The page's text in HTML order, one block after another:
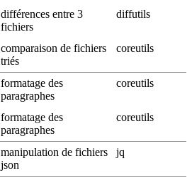
différences entre 3
fichiers
diffutils
comparaison de fichiers
triés
coreutils
formatage des
paragraphes
coreutils
formatage des
paragraphes
coreutils
manipulation de fichiers
json
jq